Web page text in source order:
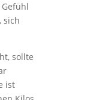
sich
sollte
ist